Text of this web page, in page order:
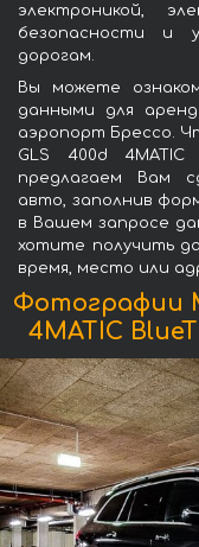
электроникой,
безопасности и
дорогам.
Вы можете
данными для
аэропорт Брессо.
GLS 400d
предлагаем Вам
авто, заполнив
в Вашем запросе
хотите получить
время, место или
Фотографии
4MATIC